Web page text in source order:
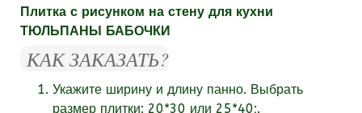
Плитка с рисунком на стену для кухни
ТЮЛЬПАНЫ БАБОЧКИ
КАК ЗАКАЗАТЬ?
Укажите ширину и длину панно. Выбрать
размер плитки: 20*30 или 25*40;.